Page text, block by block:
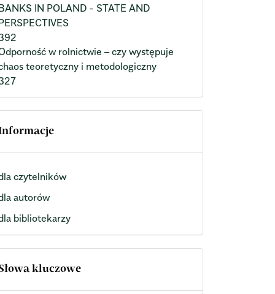
IN POLAND - STATE AND
w rolnictwie – czy występuje
teoretyczny i metodologiczny
czytelników
autorów
bibliotekarzy
kluczowe